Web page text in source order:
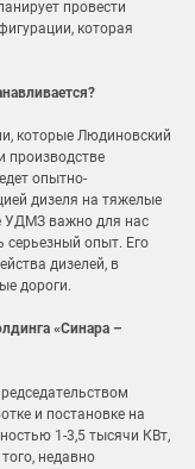
провести
которая
которые Людиновский
производстве
опытно-
дизеля на тяжелые
УДМЗ важно для нас
серьезный опыт. Его
дизелей, в
дороги.
«Синара –
и постановке на
1-3,5 тысячи КВт,
недавно